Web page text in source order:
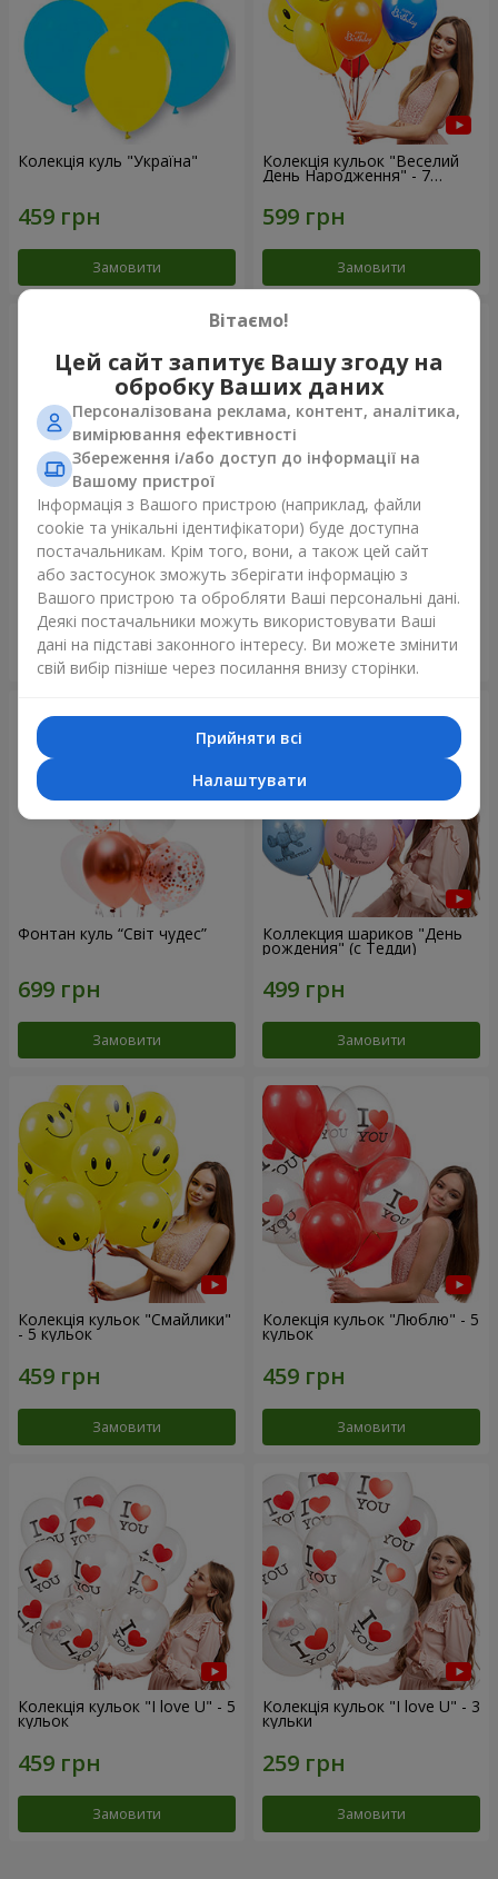
Колекція куль "Україна"
Замовити
Колекція кульок "Веселий
День Народження" - 7
кульок
Замовити
Мікс гелієвих кульок
"Привітання!"
Замовити
Колекція кульок "Веселий
День Народження" - 3
кульки
Замовити
Фонтан куль “Світ чудес”
Замовити
Коллекция шариков "День
рождения" (с Тедди)
Замовити
Колекція кульок "Смайлики"
- 5 кульок
Замовити
Колекція кульок "Люблю" - 5
кульок
Замовити
Колекція кульок "I love U" - 5
кульок
Замовити
Колекція кульок "I love U" - 3
кульки
Замовити
Вітаємо!
Цей сайт запитує Вашу згоду на
обробку Ваших даних
Персоналізована реклама, контент, аналітика,
вимірювання ефективності
Збереження і/або доступ до інформації на
Вашому пристрої
Інформація з Вашого пристрою (наприклад, файли
cookie та унікальні ідентифікатори) буде доступна
постачальникам. Крім того, вони, а також цей сайт
або застосунок зможуть зберігати інформацію з
Вашого пристрою та обробляти Ваші персональні дані.
Деякі постачальники можуть використовувати Ваші
дані на підставі законного інтересу. Ви можете змінити
свій вибір пізніше через посилання внизу сторінки.
Прийняти всі
Налаштувати